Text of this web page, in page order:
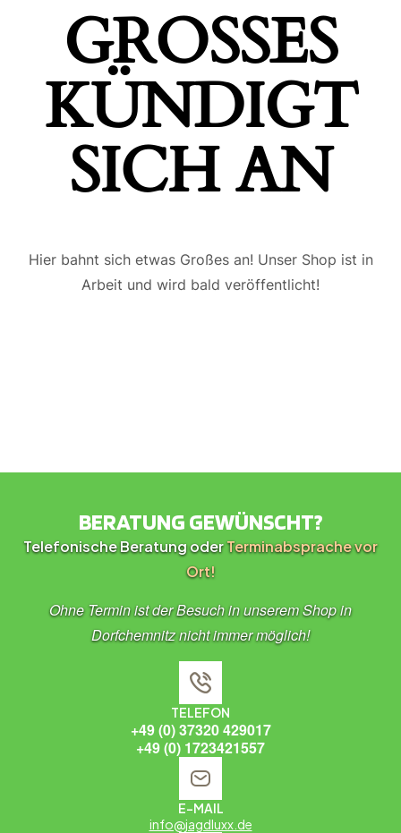
GROSSES K
ÜNDIGT S
ICH AN
Hier bahnt sich etwas Großes an! Unser Shop ist in
Arbeit und wird bald veröffentlicht!
BERATUNG GEWÜNSCHT?
Telefonische Beratung oderTerminabsprache vor
Ort!
Ohne Termin ist der Besuch in unserem Shop in
Dorfchemnitz nicht immer möglich!
TELEFON
+49 (0) 37320 429017
+49 (0) 1723421557
E-MAIL
info@jagdluxx.de